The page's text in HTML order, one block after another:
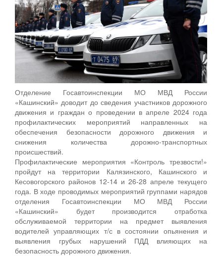
Отделение Госавтоинспекции МО МВД России
«Кашинский» доводит до сведения участников дорожного
движения и граждан о проведении в апреле 2024 года
профилактических мероприятий направленных на
обеспечения безопасности дорожного движения и
снижения количества дорожно-транспортных
происшествий.
Профилактические мероприятия «Контроль трезвости!»
пройдут на территории Калязинского, Кашинского и
Кесовогорского районов 12-14 и 26-28 апреле текущего
года. В ходе проводимых мероприятий группами нарядов
отделения Госавтоинспекции МО МВД России
«Кашинский» будет производится отработка
обслуживаемой территории на предмет выявления
водителей управляющих т/с в состоянии опьянения и
выявления грубых нарушений ПДД влияющих на
безопасность дорожного движения.